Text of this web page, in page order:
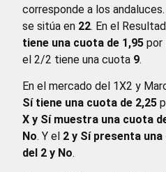
corresponde a los
se sitúa en 22. En el
tiene una cuota de 1,95 por
el 2/2 tiene una cuota 9.
En el mercado del 1X2 y
Sí tiene una cuota de 2,25
X y Sí muestra una cuota
No. Y el 2 y Sí presenta
del 2 y No.